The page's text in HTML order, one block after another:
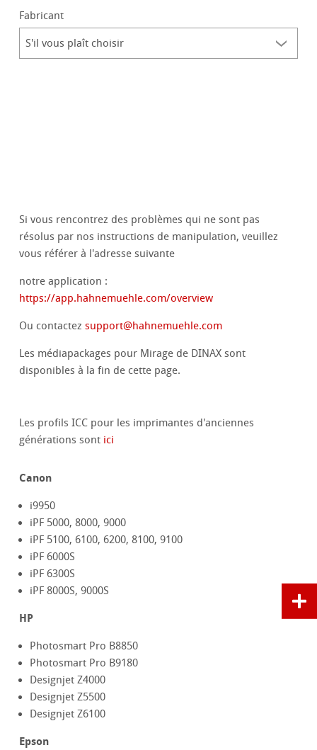
Fabricant
Si vous rencontrez des problèmes qui ne sont pas
résolus par nos instructions de manipulation, veuillez
vous référer à l'adresse suivante
notre application :
https://app.hahnemuehle.com/overview
Ou contactezsupport@hahnemuehle.com
Les médiapackages pour Mirage de DINAX sont
disponibles à la fin de cette page.
Les profils ICC pour les imprimantes d'anciennes
générations sont ici
Canon
i9950
iPF 5000, 8000, 9000
iPF 5100, 6100, 6200, 8100, 9100
iPF 6000S
iPF 6300S
iPF 8000S, 9000S
HP
Photosmart Pro B8850
Photosmart Pro B9180
Designjet Z4000
Designjet Z5500
Designjet Z6100
Epson